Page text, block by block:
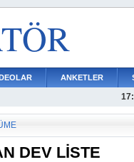
ANKETLER
DEV LİSTE